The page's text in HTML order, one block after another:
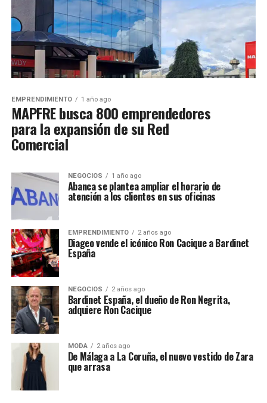
EMPRENDIMIENTO 1 año ago
MAPFRE busca 800 emprendedores
para la expansión de su Red
Comercial
NEGOCIOS 1 año ago
Abanca se plantea ampliar el horario de
atención a los clientes en sus oficinas
EMPRENDIMIENTO 2 años ago
Diageo vende el icónico Ron Cacique a Bardinet
España
NEGOCIOS 2 años ago
Bardinet España, el dueño de Ron Negrita,
adquiere Ron Cacique
MODA 2 años ago
De Málaga a La Coruña, el nuevo vestido de Zara
que arrasa